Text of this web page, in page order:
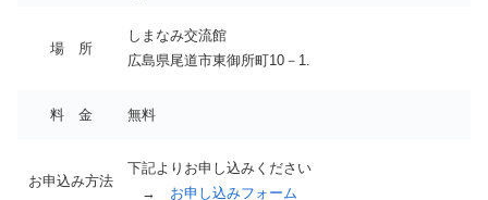
場 所
しまなみ交流館
広島県尾道市東御所町10－1.
料 金 無料
お申込み方法
下記よりお申し込みください
→ お申し込みフォーム